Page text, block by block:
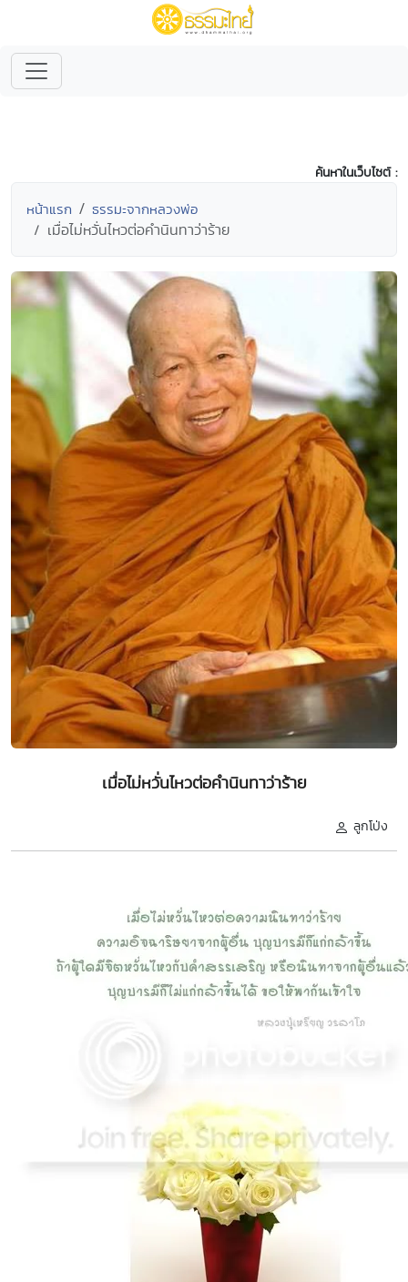
ค้นหาในเว็บไซต์ :
หน้าแรก ธรรมะจากหลวงพ่อ
เมื่อไม่หวั่นไหวต่อคำนินทาว่าร้าย
เมื่อไม่หวั่นไหวต่อคำนินทาว่าร้าย
ลูกโป่ง